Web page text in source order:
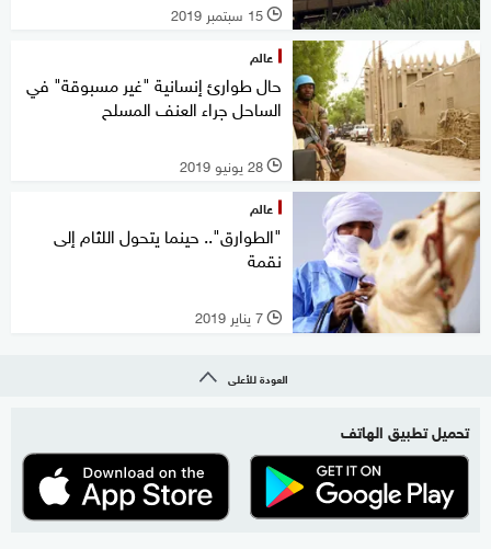
l 15 سبتمبر 2019
عالم
حال طوارئ إنسانية "غير مسبوقة" في
الساحل جراء العنف المسلح
l 28 يونيو 2019
عالم
"الطوارق".. حينما يتحول اللثام إلى
نقمة
l 7 يناير 2019
العودة للأعلى
تحميل تطبيق الهاتف